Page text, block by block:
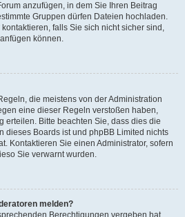
anzufügen, in dem Sie Ihren Beitrag
Gruppen dürfen Dateien hochladen.
falls Sie sich nicht sicher sind,
können.
die meistens von der Administration
eine dieser Regeln verstoßen haben,
erteilen. Bitte beachten Sie, dass dies die
dieses Boards ist und phpBB Limited nichts
Kontaktieren Sie einen Administrator, sofern
Sie verwarnt wurden.
melden?
Berechtigungen vergeben hat,